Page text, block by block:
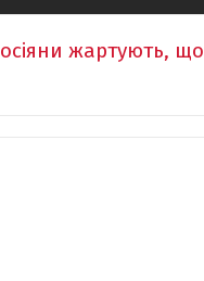
жартують, що